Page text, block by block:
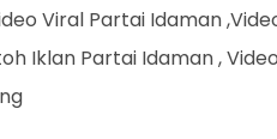
Viral Partai Idaman
Iklan Partai Idaman ,